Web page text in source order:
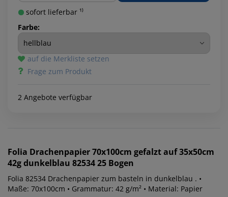
sofort lieferbar ¹⁾
Farbe:
auf die Merkliste setzen
Frage zum Produkt
2 Angebote verfügbar
Folia Drachenpapier 70x100cm gefalzt auf 35x50cm
42g dunkelblau 82534 25 Bogen
Folia 82534 Drachenpapier zum basteln in dunkelblau . •
Maße: 70x100cm • Grammatur: 42 g/m² • Material: Papier